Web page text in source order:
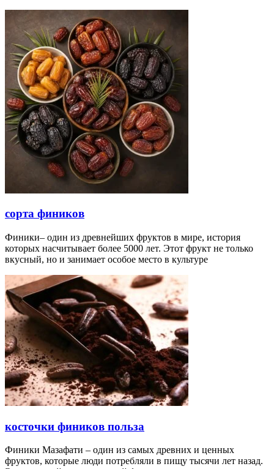
сорта фиников
Финики– один из древнейших фруктов в мире, история
которых насчитывает более 5000 лет. Этот фрукт не только
вкусный, но и занимает особое место в культуре
косточки фиников польза
Финики Мазафати – один из самых древних и ценных
фруктов, которые люди потребляли в пищу тысячи лет назад.